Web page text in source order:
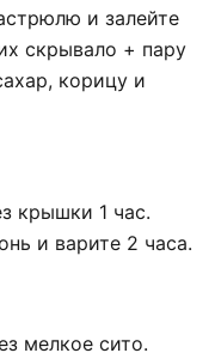
и залейте
скрывало + пару
корицу и
крышки 1 час.
и варите 2 часа.
мелкое сито.